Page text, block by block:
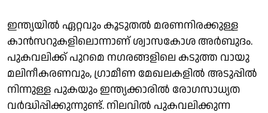
ഇന്ത്യയിൽ ഏറ്റവും കൂടുതൽ മരണനിരക്കുള്ള
കാൻസറുകളിലൊന്നാണ് ശ്വാസകോശ അർബുദം.
പുകവലിക്ക് പുറമെ നഗരങ്ങളിലെ കടുത്ത വായു
മലിനീകരണവും, ഗ്രാമീണ മേഖലകളിൽ അടുപ്പിൽ
നിന്നുള്ള പുകയും ഇന്ത്യക്കാരിൽ രോഗസാധ്യത
വർദ്ധിപ്പിക്കുന്നുണ്ട്. നിലവിൽ പുകവലിക്കുന്ന